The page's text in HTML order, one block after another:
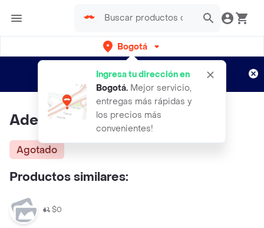
Bogotá
Ingresa tu dirección en
Bogotá. Mejor servicio,
entregas más rápidas y
los precios más
convenientes!
envíos gratis por semanas
Aplican TyC
Aderezos Salsa Tártara
Agotado
Productos similares:
$0